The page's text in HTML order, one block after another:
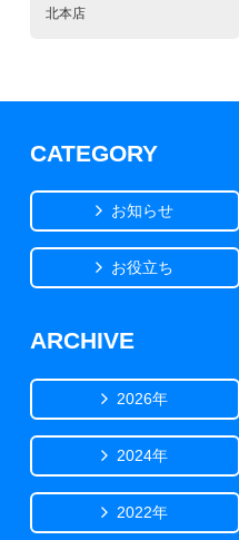
北本店
CATEGORY
お知らせ
お役立ち
ARCHIVE
2026年
2024年
2022年